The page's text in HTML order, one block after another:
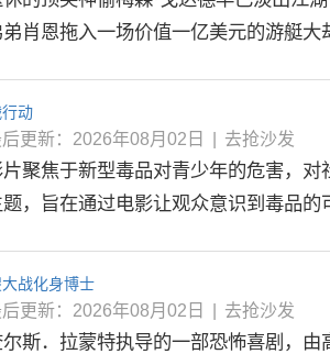
弟肖恩拖入一场价值一亿美元的游艇大
动
更新：2026年08月02日 去抢沙发
片聚焦于新型毒品对青少年的危害，对
题，旨在通过电影让观众意识到毒品的
战化身博士
更新：2026年08月02日 去抢沙发
尔斯．拉蒙特执导的一部恐怖喜剧，由